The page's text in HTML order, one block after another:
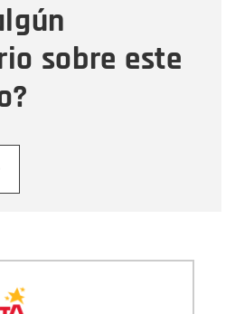
sobre este